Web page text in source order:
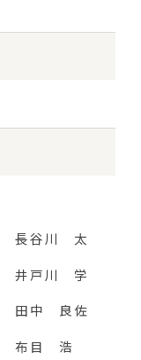
長谷川 太
井戸川 学
田中 良佐
布目 浩